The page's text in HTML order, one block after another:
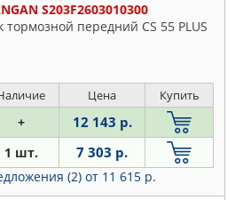
S203F2603010300
тормозной передний CS 55 PLUS
Цена Купить
+ 12 143 р.
1 шт. 7 303 р.
(2) от 11 615 р.